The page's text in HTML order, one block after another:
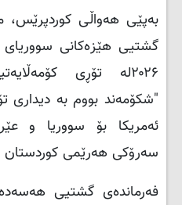
بەپێی هەواڵی کوردپرێس،
۲۰۲۶لە تۆڕی
"شکۆمەند بووم بە دیداری
ئەمریکا بۆ سووریا و
سەرۆکی هەرێمی کوردستان
فەرماندەی گشتیی هەسەدە